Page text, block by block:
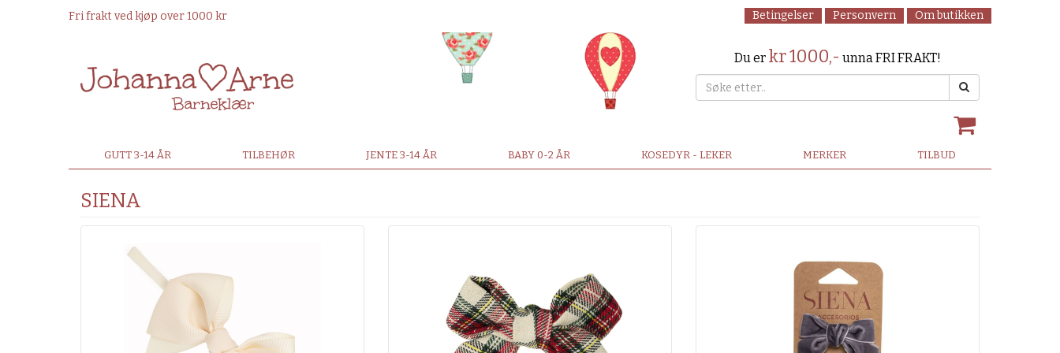
Fri frakt ved kjøp over 1000 kr Betingelser Personvern Om butikken
Du er kr 1000,- unna FRI FRAKT!
GUTT 3-14 ÅR TILBEHØR JENTE 3-14 ÅR BABY 0-2 ÅR KOSEDYR - LEKER MERKER TILBUD
SIENA